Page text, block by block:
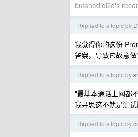
butanediol2d's
Replied to a topic by
我觉得你的这份
答案，导致它故意做
Replied to a topic by
"最基本通话上网都
我寻思这不就是测
Replied to a topic by